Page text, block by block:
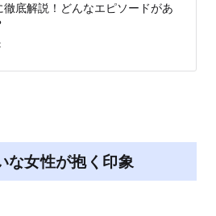
徹底解説！どんなエピソードがあ
な女性が抱く印象